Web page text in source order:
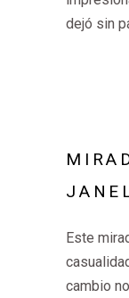
dejó sin
Este
cambio